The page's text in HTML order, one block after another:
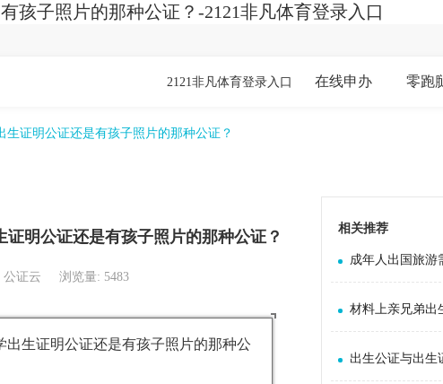
孩子照片的那种公证？-2121非凡体育登录入口
2121非凡体育登录入口 在线申办 零跑
证明公证还是有孩子照片的那种公证？
明公证还是有孩子照片的那种公证？
公证云 浏览量: 5483
生证明公证还是有孩子照片的那种公
相关推荐
成年人出国旅游
材料上亲兄弟出生日期
出生公证与出生